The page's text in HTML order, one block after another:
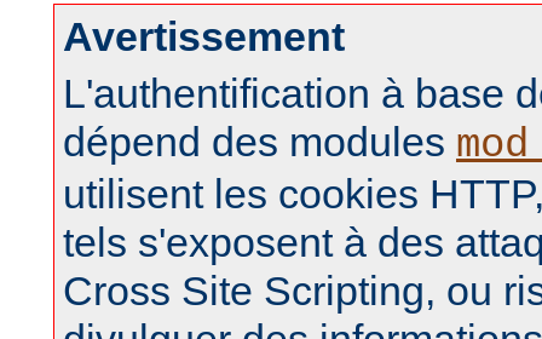
Avertissement
L'authentification à base
dépend des modules
utilisent les cookies
tels s'exposent à des
Cross Site Scripting, ou